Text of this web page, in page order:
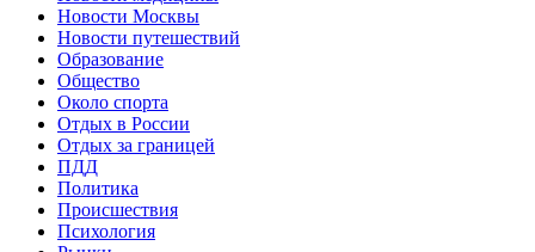
Новости Москвы
Новости путешествий
Образование
Общество
Около спорта
Отдых в России
Отдых за границей
ПДД
Политика
Происшествия
Психология